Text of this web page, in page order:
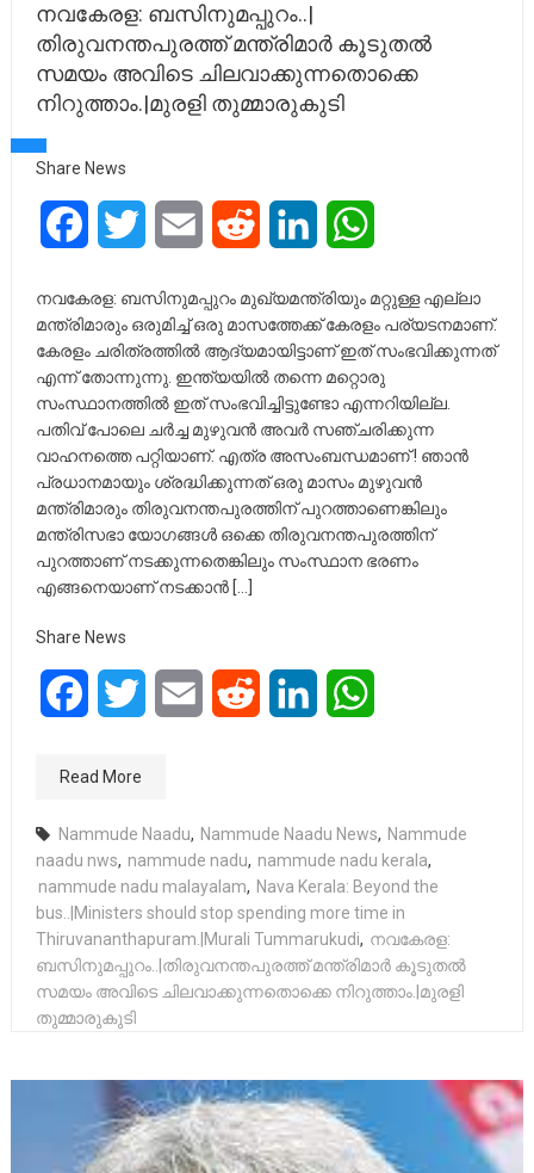
നവകേരള: ബസിനുമപ്പുറം..|
തിരുവനന്തപുരത്ത് മന്ത്രിമാർ കൂടുതൽ
സമയം അവിടെ ചിലവാക്കുന്നതൊക്കെ
നിറുത്താം.|മുരളി തുമ്മാരുകുടി
Share News
FacebookTwitter Email Reddit LinkedIn
നവകേരള: ബസിനുമപ്പുറം മുഖ്യമന്ത്രിയും മറ്റുള്ള എല്ലാ
മന്ത്രിമാരും ഒരുമിച്ച് ഒരു മാസത്തേക്ക് കേരളം പര്യടനമാണ്.
കേരളം ചരിത്രത്തിൽ ആദ്യമായിട്ടാണ് ഇത് സംഭവിക്കുന്നത്
എന്ന് തോന്നുന്നു. ഇന്ത്യയിൽ തന്നെ മറ്റൊരു
സംസ്ഥാനത്തിൽ ഇത് സംഭവിച്ചിട്ടുണ്ടോ എന്നറിയില്ല.
പതിവ് പോലെ ചർച്ച മുഴുവൻ അവർ സഞ്ചരിക്കുന്ന
വാഹനത്തെ പറ്റിയാണ്. എത്ര അസംബന്ധമാണ് ! ഞാൻ
പ്രധാനമായും ശ്രദ്ധിക്കുന്നത് ഒരു മാസം മുഴുവൻ
മന്ത്രിമാരും തിരുവനന്തപുരത്തിന് പുറത്താണെങ്കിലും
മന്ത്രിസഭാ യോഗങ്ങൾ ഒക്കെ തിരുവനന്തപുരത്തിന്
പുറത്താണ് നടക്കുന്നതെങ്കിലും സംസ്ഥാന ഭരണം
എങ്ങനെയാണ് നടക്കാൻ […]
Share News
FacebookTwitter Email Reddit LinkedIn
Read More
Nammude Naadu, Nammude Naadu News, Nammude
naadu nws, nammude nadu, nammude nadu kerala,
nammude nadu malayalam, Nava Kerala: Beyond the
bus..|Ministers should stop spending more time in
Thiruvananthapuram.|Murali Tummarukudi, നവകേരള:
ബസിനുമപ്പുറം..|തിരുവനന്തപുരത്ത് മന്ത്രിമാർ കൂടുതൽ
സമയം അവിടെ ചിലവാക്കുന്നതൊക്കെ നിറുത്താം.|മുരളി
തുമ്മാരുകുടി